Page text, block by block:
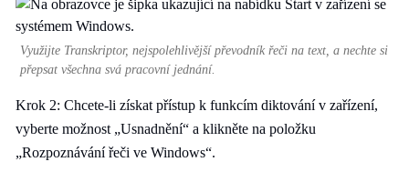
Využijte Transkriptor, nejspolehlivější převodník řeči na text, a nechte si
přepsat všechna svá pracovní jednání.
Krok 2: Chcete-li získat přístup k funkcím diktování v zařízení,
vyberte možnost „Usnadnění“ a klikněte na položku
„Rozpoznávání řeči ve Windows“.